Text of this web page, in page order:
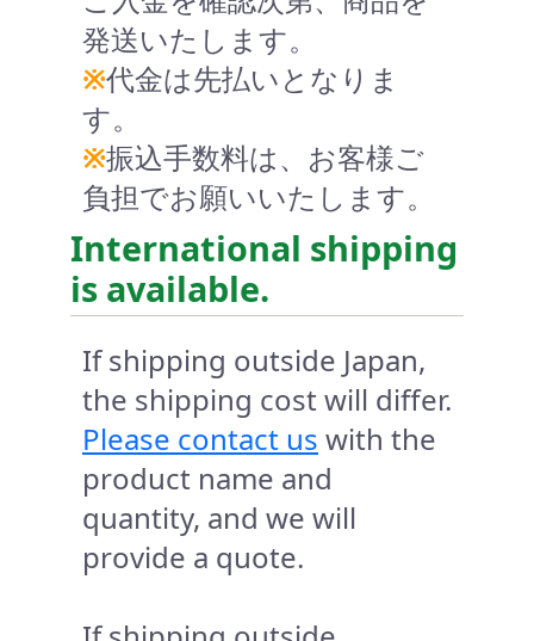
発送いたします。
※代金は先払いとなりま
す。
※振込手数料は、お客様ご
負担でお願いいたします。
International shipping
is available.
If shipping outside Japan,
the shipping cost will differ.
Please contact us with the
product name and
quantity, and we will
provide a quote.